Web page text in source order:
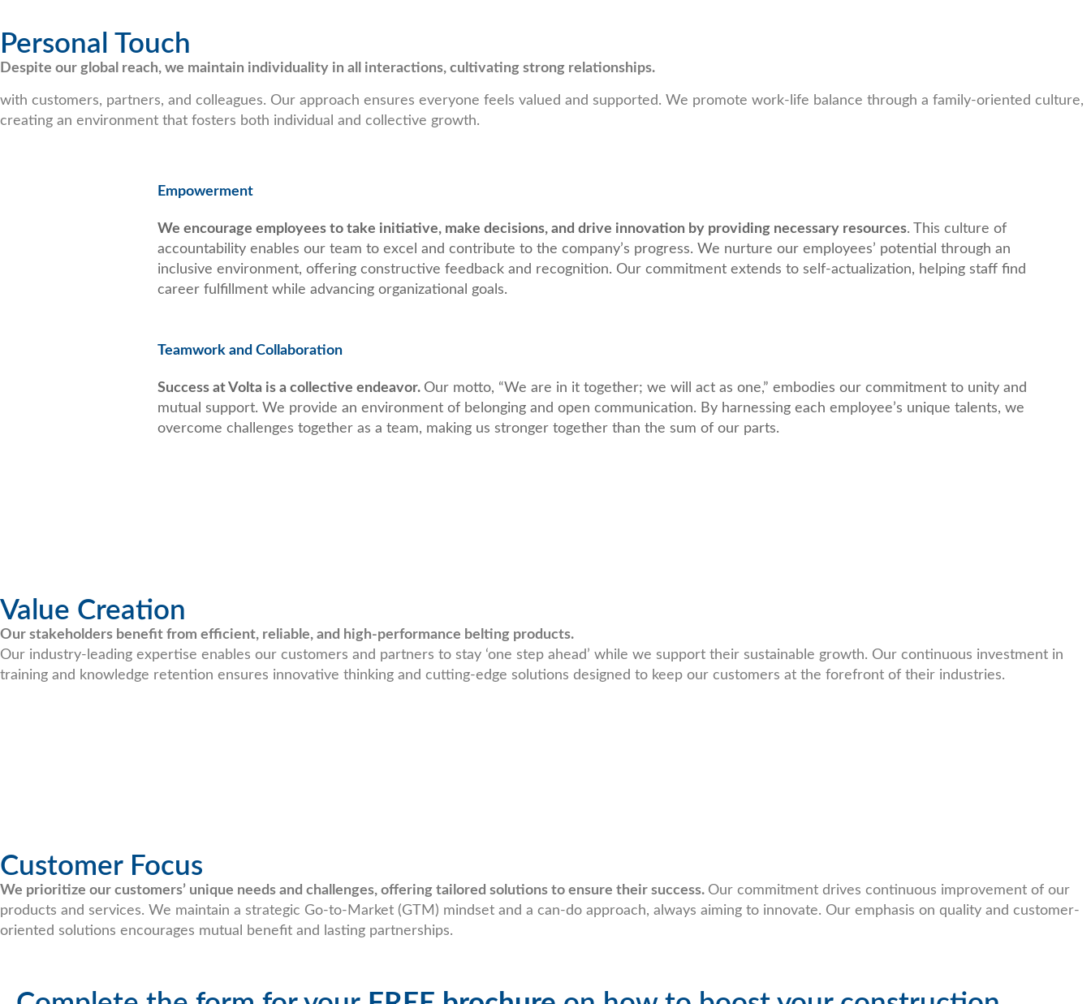
Personal Touch
Despite our global reach, we maintain individuality in all interactions, cultivating strong relationships.
with customers, partners, and colleagues. Our approach ensures everyone feels valued and supported. We promote work-life balance through a family-oriented culture,
creating an environment that fosters both individual and collective growth.
Empowerment
We encourage employees to take initiative, make decisions, and drive innovation by providing necessary resources. This culture of
accountability enables our team to excel and contribute to the company’s progress. We nurture our employees’ potential through an
inclusive environment, offering constructive feedback and recognition. Our commitment extends to self-actualization, helping staff find
career fulfillment while advancing organizational goals.
Teamwork and Collaboration
Success at Volta is a collective endeavor. Our motto, “We are in it together; we will act as one,” embodies our commitment to unity and
mutual support. We provide an environment of belonging and open communication. By harnessing each employee’s unique talents, we
overcome challenges together as a team, making us stronger together than the sum of our parts.
Value Creation
Our stakeholders benefit from efficient, reliable, and high-performance belting products.
Our industry-leading expertise enables our customers and partners to stay ‘one step ahead’ while we support their sustainable growth. Our continuous investment in
training and knowledge retention ensures innovative thinking and cutting-edge solutions designed to keep our customers at the forefront of their industries.
Customer Focus
We prioritize our customers’ unique needs and challenges, offering tailored solutions to ensure their success. Our commitment drives continuous improvement of our
products and services. We maintain a strategic Go-to-Market (GTM) mindset and a can-do approach, always aiming to innovate. Our emphasis on quality and customer-
oriented solutions encourages mutual benefit and lasting partnerships.